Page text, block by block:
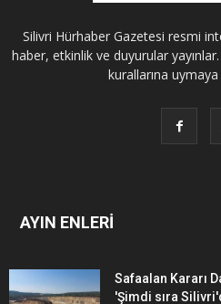
Silivri Hürhaber Gazetesi resmi
haber, etkinlik ve duyurular
kurallarına
AYIN ENLERİ
Safaalan Kararı
'Şimdi sıra